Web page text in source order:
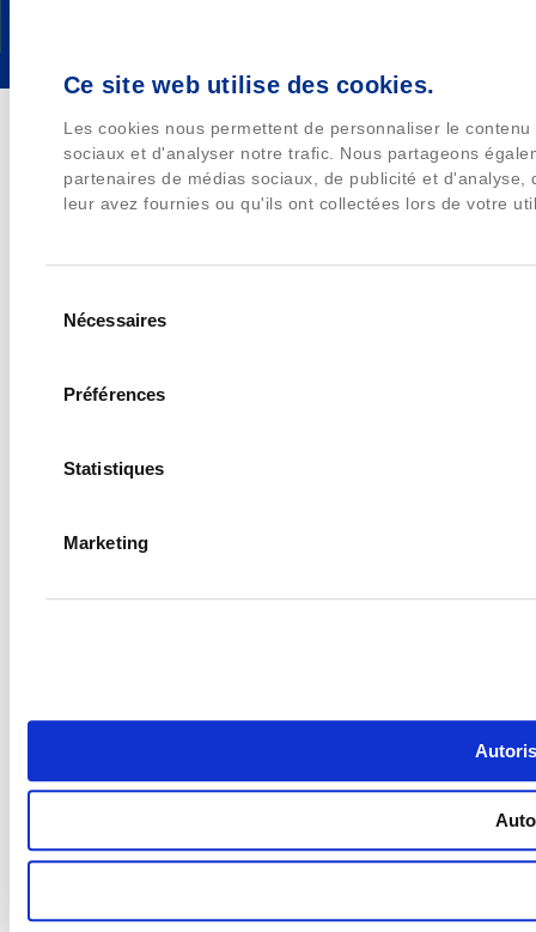
Ce site web utilise des cookies.
Les cookies nous permettent de personnaliser le
sociaux et d'analyser notre trafic. Nous partageons
partenaires de médias sociaux, de publicité et
leur avez fournies ou qu'ils ont collectées lors de votre
Nécessaires
Préférences
Statistiques
Marketing